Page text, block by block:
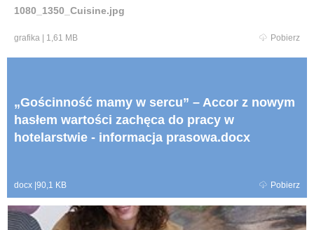
1080_1350_Cuisine.jpg
grafika 1,61 MB Pobierz
„Gościnność mamy w sercu” – Accor z nowym
hasłem wartości zachęca do pracy w
hotelarstwie - informacja prasowa.docx
docx 90,1 KB Pobierz